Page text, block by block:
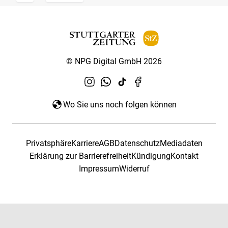
© NPG Digital GmbH 2026
Wo Sie uns noch folgen können
PrivatsphäreKarriereAGBDatenschutzMediadaten
Erklärung zur BarrierefreiheitKündigungKontakt
ImpressumWiderruf